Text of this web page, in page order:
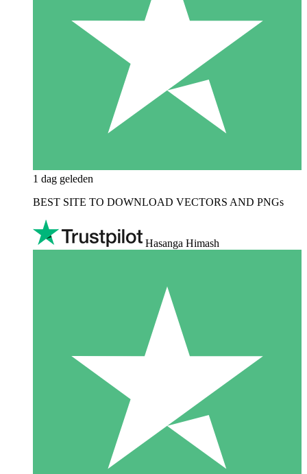
1 dag geleden
BEST SITE TO DOWNLOAD VECTORS AND PNGs
Hasanga Himash